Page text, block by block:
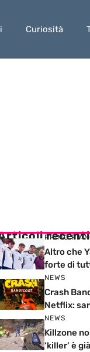
Curiosità
recenti
PRIMO
Altro che
forte di
NEWS
Crash
Netflix:
NEWS
Killzone
‘killer’ è